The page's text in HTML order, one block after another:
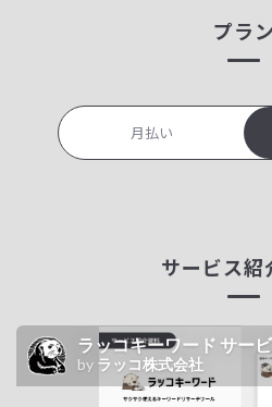
プラン
月払い
サービス紹